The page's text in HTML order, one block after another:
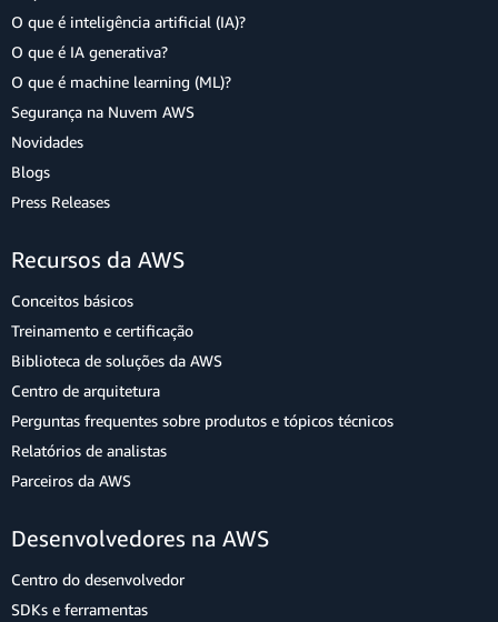
O que é inteligência artificial (IA)?
O que é IA generativa?
O que é machine learning (ML)?
Segurança na Nuvem AWS
Novidades
Blogs
Press Releases
Recursos da AWS
Conceitos básicos
Treinamento e certificação
Biblioteca de soluções da AWS
Centro de arquitetura
Perguntas frequentes sobre produtos e tópicos técnicos
Relatórios de analistas
Parceiros da AWS
Desenvolvedores na AWS
Centro do desenvolvedor
SDKs e ferramentas